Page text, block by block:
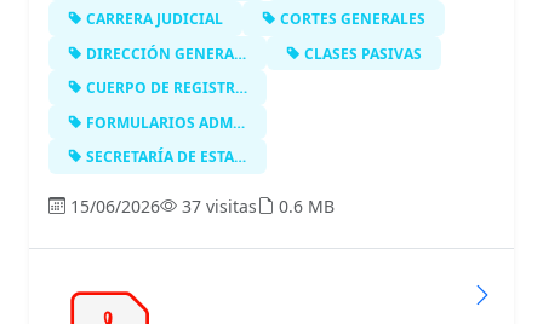
CARRERA JUDICIAL
CORTES GENERALES
DIRECCIÓN GENERAL DE COSTES DE PERS…
CLASES PASIVAS
CUERPO DE REGISTRADORES DE LA PROPI…
FORMULARIOS ADMINISTRATIVOS
SECRETARÍA DE ESTADO DE ADMINISTRAC…
15/06/2026 37 visitas 0.6 MB